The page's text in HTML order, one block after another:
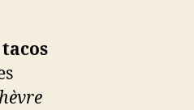
tacos